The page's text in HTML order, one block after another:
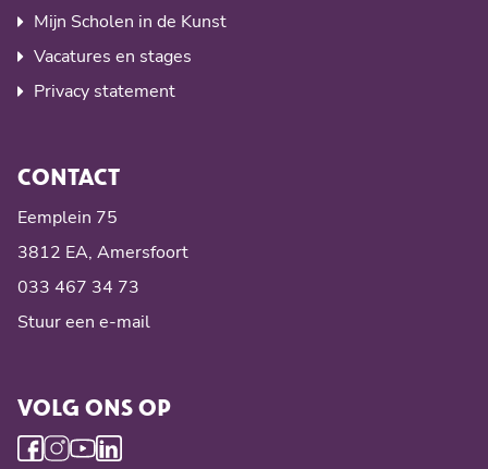
Mijn Scholen in de Kunst
Vacatures en stages
Privacy statement
CONTACT
Eemplein 75
3812 EA, Amersfoort
033 467 34 73
Stuur een e-mail
VOLG ONS OP